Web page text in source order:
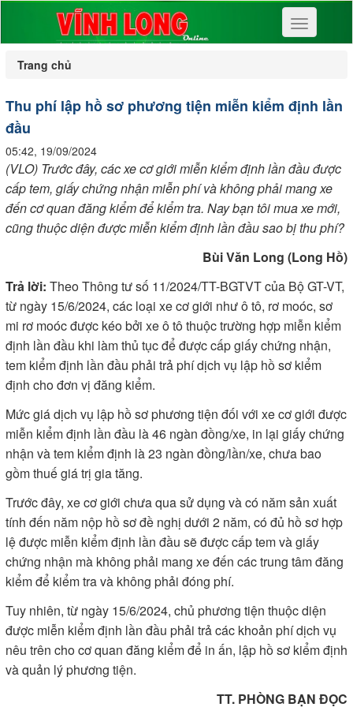
Toggle
navigation
Trang chủ
Thu phí lập hồ sơ phương tiện miễn kiểm định lần
đầu
05:42, 19/09/2024
(VLO) Trước đây, các xe cơ giới miễn kiểm định lần đầu được
cấp tem, giấy chứng nhận miễn phí và không phải mang xe
đến cơ quan đăng kiểm để kiểm tra. Nay bạn tôi mua xe mới,
cũng thuộc diện được miễn kiểm định lần đầu sao bị thu phí?
Bùi Văn Long (Long Hồ)
Trả lời: Theo Thông tư số 11/2024/TT-BGTVT của Bộ GT-VT,
từ ngày 15/6/2024, các loại xe cơ giới như ô tô, rơ moóc, sơ
mi rơ moóc được kéo bởi xe ô tô thuộc trường hợp miễn kiểm
định lần đầu khi làm thủ tục để được cấp giấy chứng nhận,
tem kiểm định lần đầu phải trả phí dịch vụ lập hồ sơ kiểm
định cho đơn vị đăng kiểm.
Mức giá dịch vụ lập hồ sơ phương tiện đối với xe cơ giới được
miễn kiểm định lần đầu là 46 ngàn đồng/xe, in lại giấy chứng
nhận và tem kiểm định là 23 ngàn đồng/lần/xe, chưa bao
gồm thuế giá trị gia tăng.
Trước đây, xe cơ giới chưa qua sử dụng và có năm sản xuất
tính đến năm nộp hồ sơ đề nghị dưới 2 năm, có đủ hồ sơ hợp
lệ được miễn kiểm định lần đầu sẽ được cấp tem và giấy
chứng nhận mà không phải mang xe đến các trung tâm đăng
kiểm để kiểm tra và không phải đóng phí.
Tuy nhiên, từ ngày 15/6/2024, chủ phương tiện thuộc diện
được miễn kiểm định lần đầu phải trả các khoản phí dịch vụ
nêu trên cho cơ quan đăng kiểm để in ấn, lập hồ sơ kiểm định
và quản lý phương tiện.
TT. PHÒNG BẠN ĐỌC